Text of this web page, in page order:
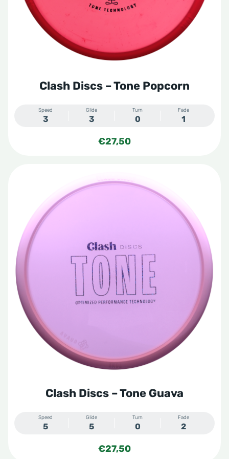
Clash Discs – Tone Popcorn
Speed
3
Glide
3
Turn
0
Fade
1
€27,50
Clash Discs – Tone Guava
Speed
5
Glide
5
Turn
0
Fade
2
€27,50